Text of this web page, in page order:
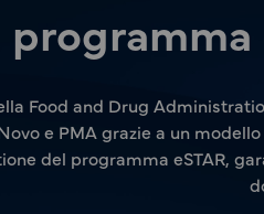
programma
Food and Drug
e PMA grazie a un
del programma eSTAR,